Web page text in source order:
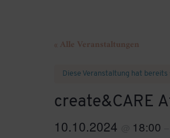
« Alle Veranstaltungen
Diese Veranstaltung hat
create&CARE
10.10.2024 18:00